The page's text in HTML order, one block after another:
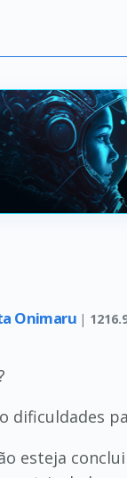
Onimaru |
dificuldades
esteja